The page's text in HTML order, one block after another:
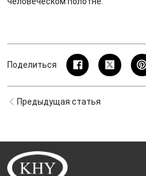
Поделиться
Предыдущая статья